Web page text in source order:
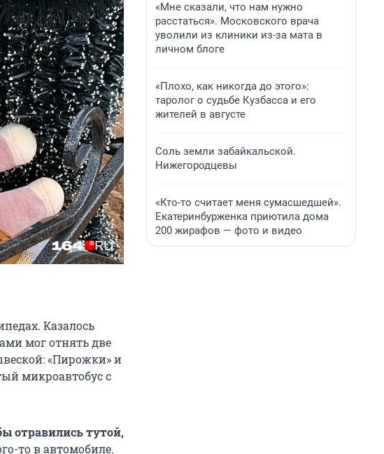
Казалось
мог отнять две
«Пирожки» и
микроавтобус с
отравились тутой,
то в автомобиле.
«Мне сказали, что нам нужно
расстаться». Московского врача
уволили из клиники из-за мата в
личном блоге
«Плохо, как никогда до этого»:
таролог о судьбе Кузбасса и его
жителей в августе
Соль земли забайкальской.
Нижегородцевы
«Кто-то считает меня сумасшедшей».
Екатеринбурженка приютила дома
200 жирафов — фото и видео